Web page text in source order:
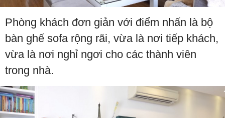
Phòng khách đơn giản với điểm nhấn là bộ
bàn ghế sofa rộng rãi, vừa là nơi tiếp khách,
vừa là nơi nghỉ ngơi cho các thành viên
trong nhà.